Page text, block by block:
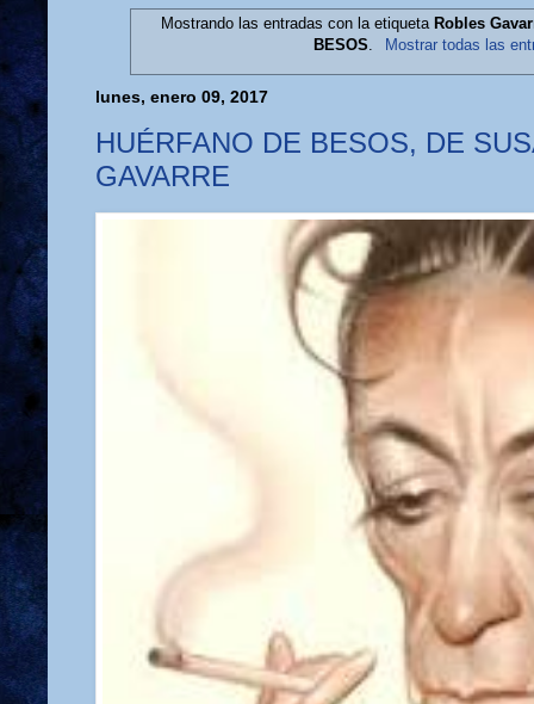
Mostrando las entradas con la etiqueta Robles
BESOS. Mostrar todas las
lunes, enero 09, 2017
HUÉRFANO DE BESOS, DE
GAVARRE